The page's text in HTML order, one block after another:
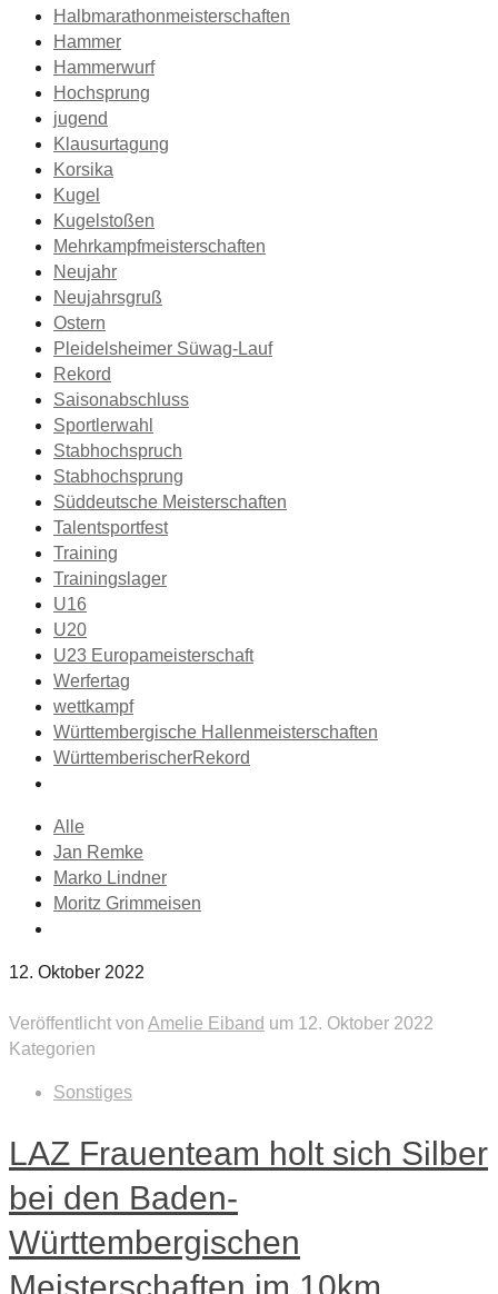
Halbmarathonmeisterschaften
Hammer
Hammerwurf
Hochsprung
jugend
Klausurtagung
Korsika
Kugel
Kugelstoßen
Mehrkampfmeisterschaften
Neujahr
Neujahrsgruß
Ostern
Pleidelsheimer Süwag-Lauf
Rekord
Saisonabschluss
Sportlerwahl
Stabhochspruch
Stabhochsprung
Süddeutsche Meisterschaften
Talentsportfest
Training
Trainingslager
U16
U20
U23 Europameisterschaft
Werfertag
wettkampf
Württembergische Hallenmeisterschaften
WürttemberischerRekord
Alle
Jan Remke
Marko Lindner
Moritz Grimmeisen
12. Oktober 2022
Veröffentlicht von Amelie Eiband um 12. Oktober 2022
Kategorien
Sonstiges
LAZ Frauenteam holt sich Silber
bei den Baden-
Württembergischen